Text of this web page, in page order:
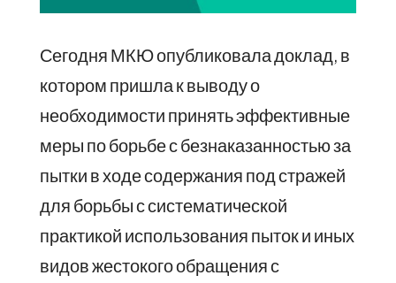
Сегодня МКЮ опубликовала доклад, в
котором пришла к выводу о
необходимости принять эффективные
меры по борьбе с безнаказанностью за
пытки в ходе содержания под стражей
для борьбы с систематической
практикой использования пыток и иных
видов жестокого обращения с